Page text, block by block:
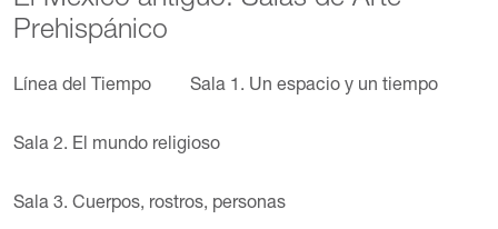
Prehispánico
Línea del Tiempo Sala 1. Un espacio y un tiempo
Sala 2. El mundo religioso
Sala 3. Cuerpos, rostros, personas